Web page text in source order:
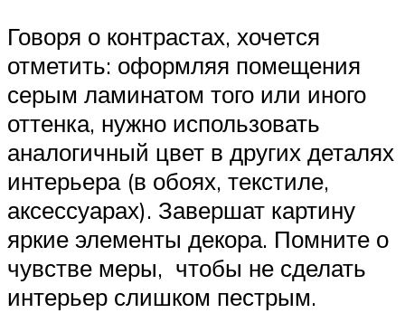
Говоря о контрастах, хочется
отметить: оформляя помещения
серым ламинатом того или иного
оттенка, нужно использовать
аналогичный цвет в других деталях
интерьера (в обоях, текстиле,
аксессуарах). Завершат картину
яркие элементы декора. Помните о
чувстве меры, чтобы не сделать
интерьер слишком пестрым.